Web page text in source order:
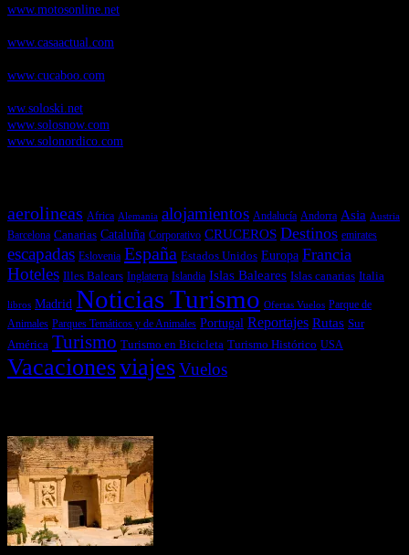
www.motosonline.net
www.casaactual.com
www.cucaboo.com
ww.soloski.net
www.solosnow.com
www.solonordico.com
aerolineas Africa Alemania alojamientos Andalucía Andorra Asia Austria
Barcelona Canarias Cataluña Corporativo CRUCEROS Destinos emirates
escapadas Eslovenia España Estados Unidos Europa Francia
Hoteles Illes Balears Inglaterra Islandia Islas Baleares Islas canarias Italia
libros Madrid Noticias Turismo Ofertas Vuelos Parque de
Animales Parques Temáticos y de Animales Portugal Reportajes Rutas Sur
América Turismo Turismo en Bicicleta Turismo Histórico USA
VacacionesviajesVuelos